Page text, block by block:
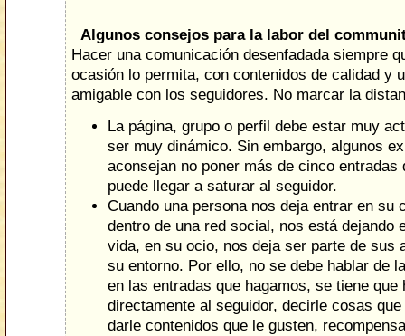
Algunos consejos para la labor del
Hacer una comunicación desenfadada siempre
ocasión lo permita, con contenidos de calidad y
amigable con los seguidores. No marcar la
La página, grupo o perfil debe estar muy
ser muy dinámico. Sin embargo, algunos
aconsejan no poner más de cinco entradas
puede llegar a saturar al seguidor.
Cuando una persona nos deja entrar en su
dentro de una red social, nos está dejando
vida, en su ocio, nos deja ser parte de sus
su entorno. Por ello, no se debe hablar de
en las entradas que hagamos, se tiene que
directamente al seguidor, decirle cosas
darle contenidos que le gusten,